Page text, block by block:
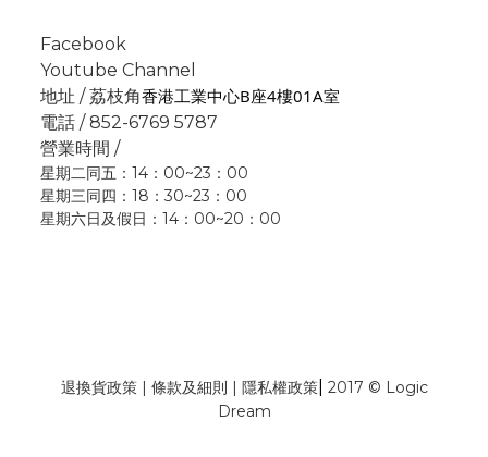
Facebook
Youtube Channel
地址 / 荔枝角香港工業中心B座4樓01A室
電話 / 852-6769 5787
營業時間 /
星期二同五：14：00~23：00
星期三同四：18：30~23：00
星期六日及假日：14：00~20：00
退換貨政策| 條款及細則 | 隱私權政策| 2017 © Logic
Dream